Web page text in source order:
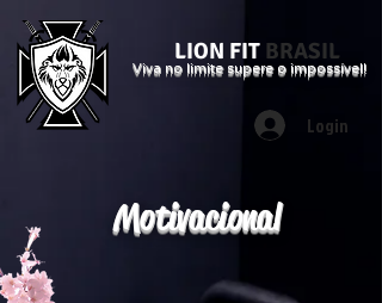
LION FIT BRASIL
Viva no limite supere o impossível!
Login
Motivacional